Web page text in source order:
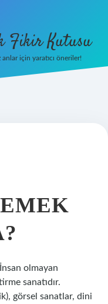
Fikir Kutusu
için yaratıcı öneriler!
olmayan
sanatıdır.
görsel sanatlar, dini